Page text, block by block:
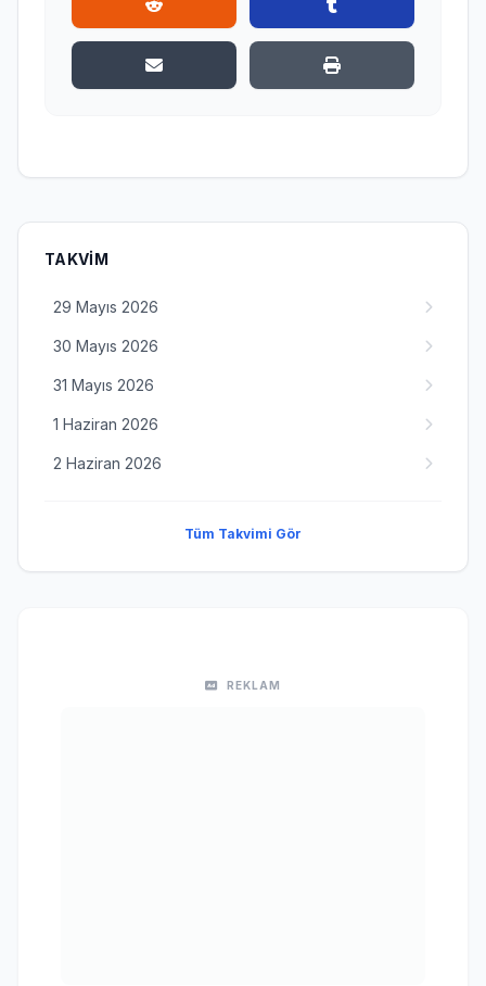
TAKVIM
29 Mayıs 2026
30 Mayıs 2026
31 Mayıs 2026
1 Haziran 2026
2 Haziran 2026
Tüm Takvimi Gör
REKLAM